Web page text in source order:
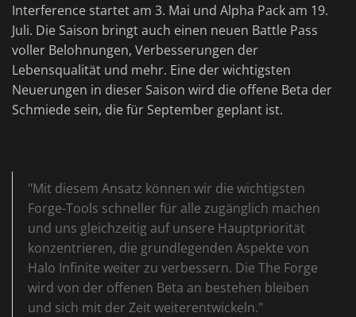
Interference startet am 3. Mai und Alpha Pack am 19.
Juli. Die Saison bringt auch einen neuen Battle Pass
voller Belohnungen, Verbesserungen der
Lebensqualität und mehr. Eine der wichtigsten
Neuerungen in dieser Saison wird die offene Beta der
Schmiede sein, die für September geplant ist.
"Mit diesem Ansatz können wir die wichtigsten
Forge-Tools schneller für alle zugänglich machen
und uns gleichzeitig auf unsere Hauptpriorität
konzentrieren, die grundlegenden Aspekte von
Halo Infinite weiter zu verbessern. Die The Forge
wird von der offenen Beta an bestehen bleiben
und sich mit der Zeit weiterentwickeln."